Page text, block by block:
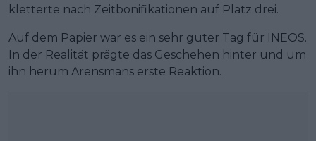
kletterte nach Zeitbonifikationen auf Platz drei.
Auf dem Papier war es ein sehr guter Tag für INEOS.
In der Realität prägte das Geschehen hinter und um
ihn herum Arensmans erste Reaktion.